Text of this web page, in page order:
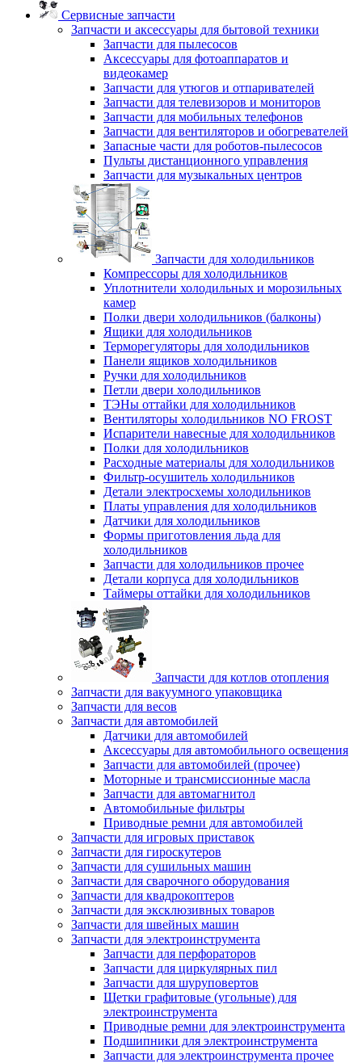
Сервисные запчасти
Запчасти и аксессуары для бытовой техники
Запчасти для пылесосов
Аксессуары для фотоаппаратов и
видеокамер
Запчасти для утюгов и отпаривателей
Запчасти для телевизоров и мониторов
Запчасти для мобильных телефонов
Запчасти для вентиляторов и обогревателей
Запасные части для роботов-пылесосов
Пульты дистанционного управления
Запчасти для музыкальных центров
Запчасти для холодильников
Компрессоры для холодильников
Уплотнители холодильных и морозильных
камер
Полки двери холодильников (балконы)
Ящики для холодильников
Терморегуляторы для холодильников
Панели ящиков холодильников
Ручки для холодильников
Петли двери холодильников
ТЭНы оттайки для холодильников
Вентиляторы холодильников NO FROST
Испарители навесные для холодильников
Полки для холодильников
Расходные материалы для холодильников
Фильтр-осушитель холодильников
Детали электросхемы холодильников
Платы управления для холодильников
Датчики для холодильников
Формы приготовления льда для
холодильников
Запчасти для холодильников прочее
Детали корпуса для холодильников
Таймеры оттайки для холодильников
Запчасти для котлов отопления
Запчасти для вакуумного упаковщика
Запчасти для весов
Запчасти для автомобилей
Датчики для автомобилей
Аксессуары для автомобильного освещения
Запчасти для автомобилей (прочее)
Моторные и трансмиссионные масла
Запчасти для автомагнитол
Автомобильные фильтры
Приводные ремни для автомобилей
Запчасти для игровых приставок
Запчасти для гироскутеров
Запчасти для сушильных машин
Запчасти для сварочного оборудования
Запчасти для квадрокоптеров
Запчасти для эксклюзивных товаров
Запчасти для швейных машин
Запчасти для электроинструмента
Запчасти для перфораторов
Запчасти для циркулярных пил
Запчасти для шуруповертов
Щетки графитовые (угольные) для
электроинструмента
Приводные ремни для электроинструмента
Подшипники для электроинструмента
Запчасти для электроинструмента прочее